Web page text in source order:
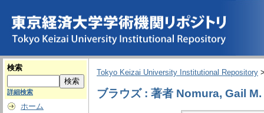
検索
詳細検索
ホーム
Tokyo Keizai University Institutional Repository
ブラウズ : 著者 Nomura, Gail